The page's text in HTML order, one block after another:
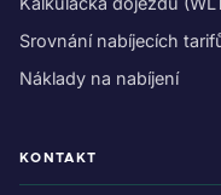
Srovnání nabíjecích
Náklady na nabíjení
KONTAKT